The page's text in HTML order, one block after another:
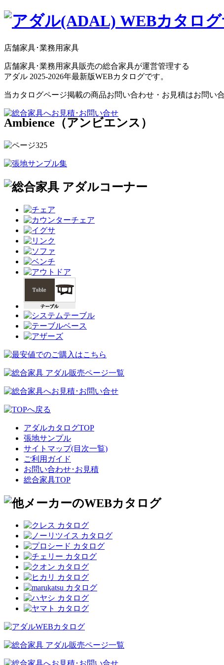
店舗家具･業務用家具
店舗家具･業務用家具販売の総合家具が運営管理する
アダル 2025-2026年最新版WEBカタログです。
当カタログページ掲載の商品お問い合わせ・お見積はお問い
Ambience（アンビエンス）
アダルカタログTOP
張地サンプル
サイトマップ(目次一覧)
ご利用ガイド
お問い合わせ･お見積
総合家具TOP